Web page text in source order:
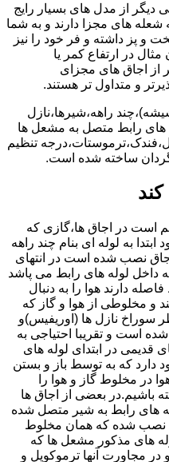
دیگر از مدل های بسیار رایج
شعله های مجزا دارند و به شما
و پز داشته و فر خود را نیز
در ارتفاع کمر یا
از اجاق های مجزای
و متداول تر هستند.
راهه،شیرها،نازل
های رابط متصل به مشعل ها
تنظیم
ساخته شده است.
است در اجاق ها،گازی که
به لوله ای بنام چند راهه
نصب شده است در انتهای
داخل لوله های رابط می پاشد
دارند هوا را به دنبال
و مخلوطی از هوا و گاز که
سوراخ نازل ها (اوریفیس)و
است و تقریبا احتیاجی به
قدیمی در ابتدای لوله های
که به توسط باز و بستن
در مخلوط گاز و هوا را
باشیم.در بعضی از اجاق ها
های رابط به شیر متصل شده
نصب شده که همان مخلوط
های مذکور مشعل ها که
مجاورت آنها ترموکوپل و